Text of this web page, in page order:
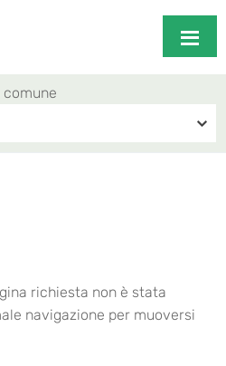
comune
richiesta non è stata
navigazione per muoversi